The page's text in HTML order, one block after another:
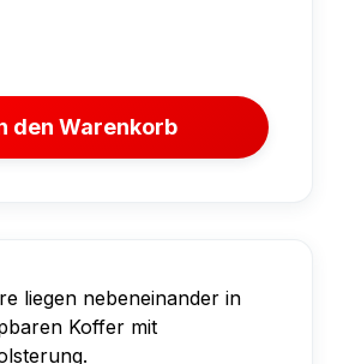
den Warenkorb